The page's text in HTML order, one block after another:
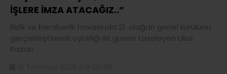
İŞLERE İMZA ATACAĞIZ..”
Birlik ve beraberlik havasında 21. olağan genel kurulunu
gerçekleştirerek oybirliği ile güven tazeleyen Ulus
Pazarı